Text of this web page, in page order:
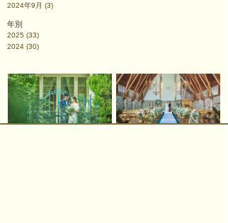
2024年9月 (3)
年別
2025 (33)
2024 (30)